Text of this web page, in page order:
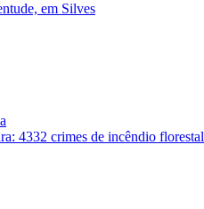
em Silves
4332 crimes de incêndio florestal